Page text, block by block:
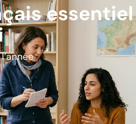
essentiel